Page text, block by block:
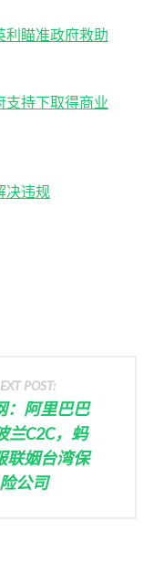
利瞄准政府救助
支持下取得商业
决违规
POST:
：阿里巴巴
兰C2C，蚂
联姻台湾保
险公司